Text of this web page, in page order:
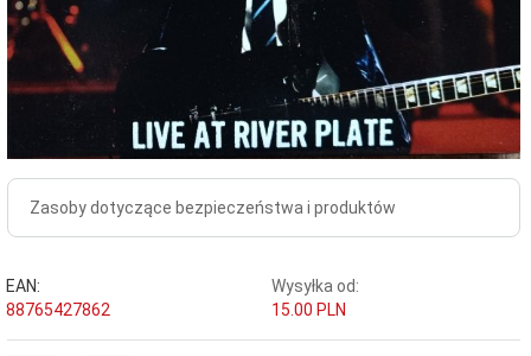
Zasoby dotyczące bezpieczeństwa i produktów
EAN:
88765427862
Wysyłka od:
15.00 PLN